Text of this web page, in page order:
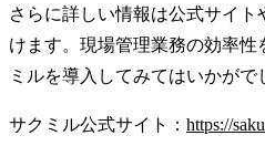
さらに詳しい情報は公式サイ
けます。現場管理業務の効率
ミルを導入してみてはいかがで
サクミル公式サイト： https://